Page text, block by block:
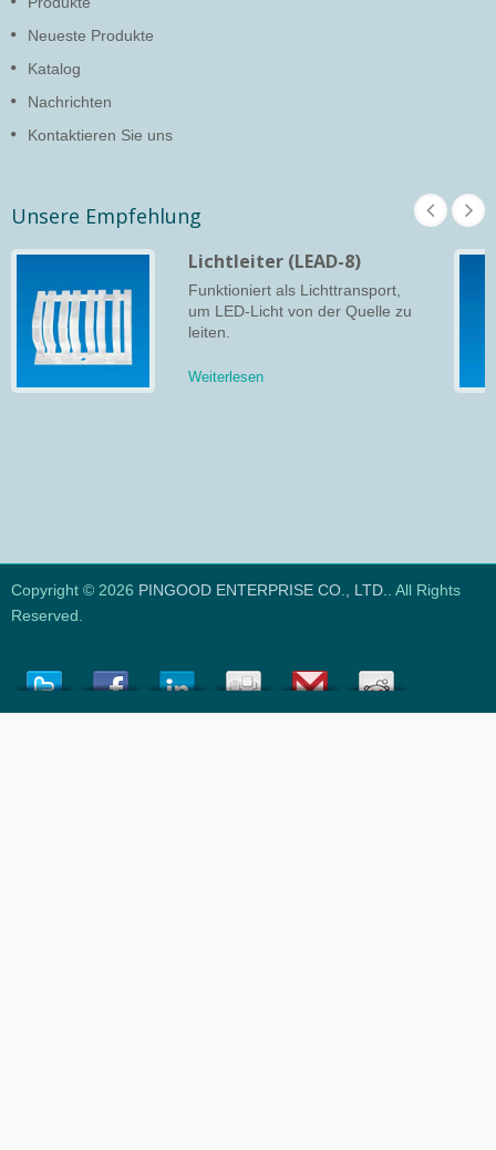
Neueste Produkte
Katalog
Nachrichten
Kontaktieren Sie uns
Unsere Empfehlung
Lichtleiter (LEAD-8)
Funktioniert als Lichttransport,
um LED-Licht von der Quelle zu
leiten.
Weiterlesen
Copyright © 2026 PINGOOD ENTERPRISE CO., LTD.
. All Rights
Reserved.